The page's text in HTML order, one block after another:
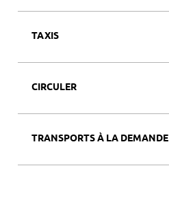
TAXIS
CIRCULER
TRANSPORTS À LA DEMANDE